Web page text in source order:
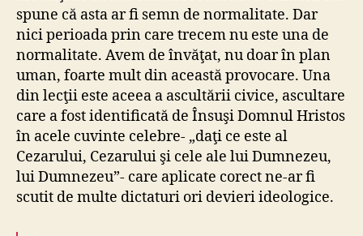
spune că asta ar fi semn de normalitate. Dar
nici perioada prin care trecem nu este una de
normalitate. Avem de învăţat, nu doar în plan
uman, foarte mult din această provocare. Una
din lecţii este aceea a ascultării civice, ascultare
care a fost identificată de Însuşi Domnul Hristos
în acele cuvinte celebre- „daţi ce este al
Cezarului, Cezarului şi cele ale lui Dumnezeu,
lui Dumnezeu”- care aplicate corect ne-ar fi
scutit de multe dictaturi ori devieri ideologice.